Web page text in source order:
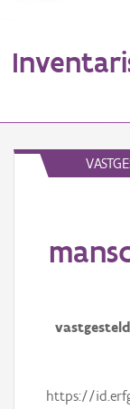
Aanduidingsobject
https://